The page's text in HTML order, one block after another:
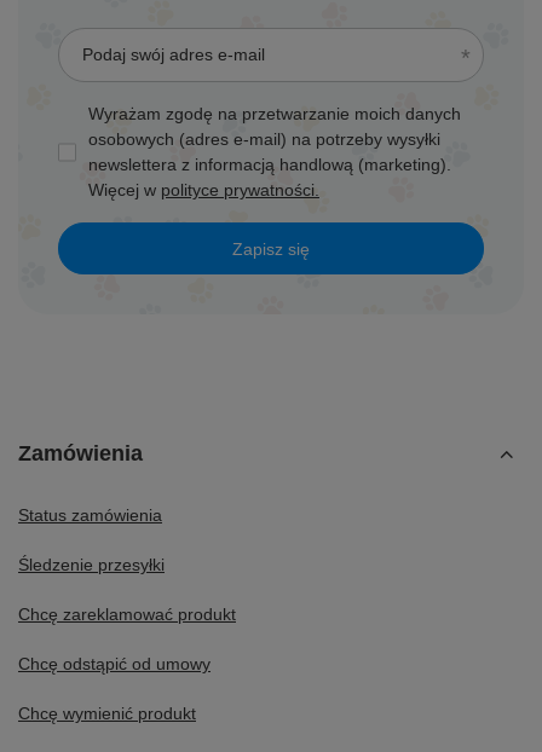
Podaj swój adres e-mail
Wyrażam zgodę na przetwarzanie moich danych
osobowych (adres e-mail) na potrzeby wysyłki
newslettera z informacją handlową (marketing).
Więcej w polityce prywatności.
Zapisz się
Zamówienia
Status zamówienia
Śledzenie przesyłki
Chcę zareklamować produkt
Chcę odstąpić od umowy
Chcę wymienić produkt